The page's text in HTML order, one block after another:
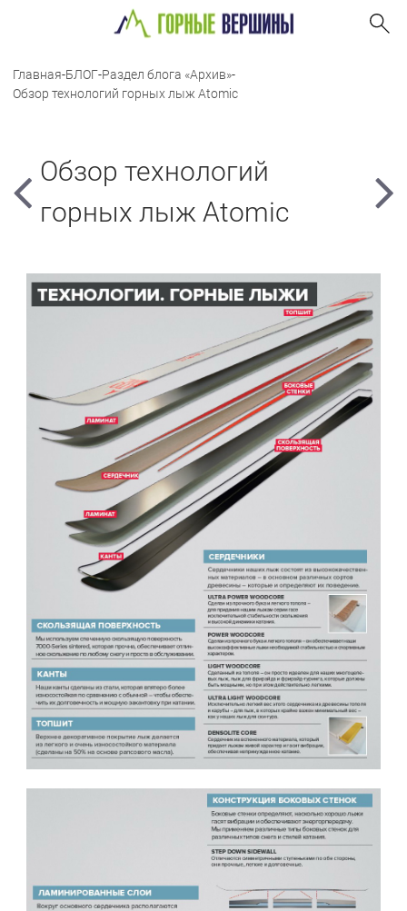
Главная-БЛОГ-Раздел блога «Архив»-
Обзор технологий горных лыж Atomic
Обзор технологий
горных лыж Atomic